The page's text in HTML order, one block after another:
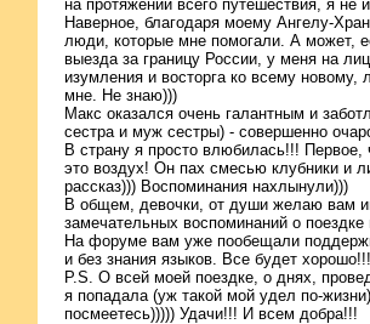
на протяжении всего путешествия, я не
Наверное, благодаря моему Ангелу-
люди, которые мне помогали. А может,
выезда за границу России, у меня на
изумления и восторга ко всему
мне. Не знаю)))
Макс оказался очень галантным и
сестра и муж сестры) - совершенно
В страну я просто влюбилась!!! Первое,
это воздух! Он пах смесью клубники и
рассказ))) Воспоминания нахлынули)))
В общем, девочки, от души желаю вам
замечательных воспоминаний о
На форуме вам уже пообещали
и без знания языков. Все будет хорошо!!!
P.S. О всей моей поездке, о днях,
я попадала (уж такой мой удел по-
посмеетесь))))) Удачи!!! И всем добра!!!